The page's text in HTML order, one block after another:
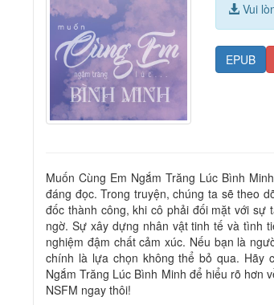
Vui
EPUB
Muốn Cùng Em Ngắm Trăng Lúc Bình
đáng đọc. Trong truyện, chúng ta sẽ theo
đốc thành công, khi cô phải đối mặt với sự
ngờ. Sự xây dựng nhân vật tinh tế và tình
nghiệm đậm chất cảm xúc. Nếu bạn là
chính là lựa chọn không thể bỏ qua. Hãy
Ngắm Trăng Lúc Bình Minh để hiểu rõ hơn
NSFM ngay thôi!